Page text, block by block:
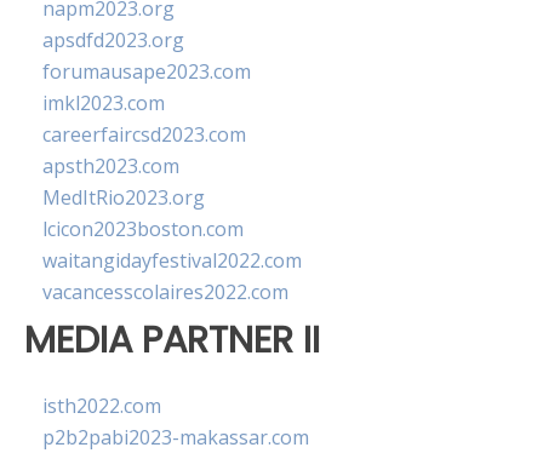
napm2023.org
apsdfd2023.org
forumausape2023.com
imkl2023.com
careerfaircsd2023.com
apsth2023.com
MedItRio2023.org
lcicon2023boston.com
waitangidayfestival2022.com
vacancesscolaires2022.com
MEDIA PARTNER II
isth2022.com
p2b2pabi2023-makassar.com